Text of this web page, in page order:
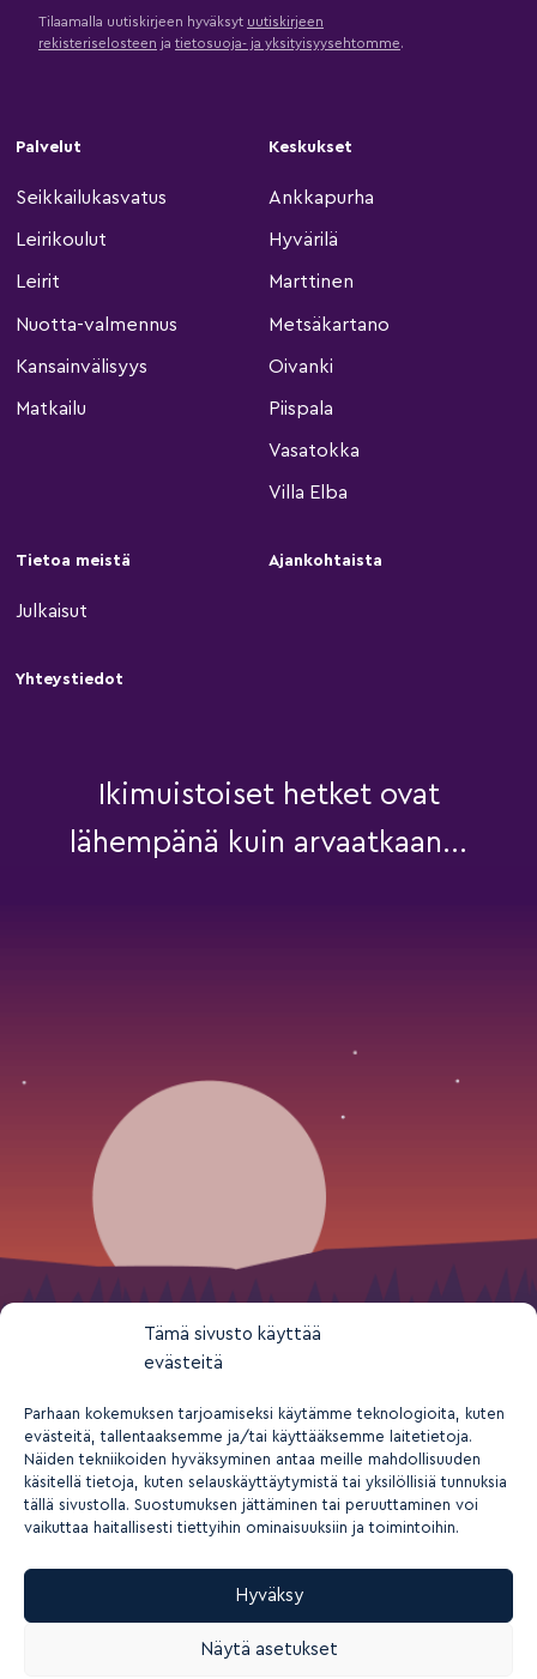
Tämä sivusto käyttää
evästeitä
Parhaan kokemuksen tarjoamiseksi käytämme teknologioita, kuten
evästeitä, tallentaaksemme ja/tai käyttääksemme laitetietoja.
Näiden tekniikoiden hyväksyminen antaa meille mahdollisuuden
käsitellä tietoja, kuten selauskäyttäytymistä tai yksilöllisiä tunnuksia
tällä sivustolla. Suostumuksen jättäminen tai peruuttaminen voi
vaikuttaa haitallisesti tiettyihin ominaisuuksiin ja toimintoihin.
Hyväksy
Näytä asetukset
Tilaamalla uutiskirjeen hyväksyt uutiskirjeen
rekisteriselosteen ja tietosuoja- ja yksityisyysehtomme.
Palvelut
Seikkailukasvatus
Leirikoulut
Leirit
Nuotta-valmennus
Kansainvälisyys
Matkailu
Keskukset
Ankkapurha
Hyvärilä
Marttinen
Metsäkartano
Oivanki
Piispala
Vasatokka
Villa Elba
Tietoa meistä
Julkaisut
Ajankohtaista
Yhteystiedot
Ikimuistoiset hetket ovat
lähempänä kuin arvaatkaan...
2026 © Suomen nuorisokeskusyhdistys ry
Tietosuoja- ja yksityisyys Rekisteriseloste